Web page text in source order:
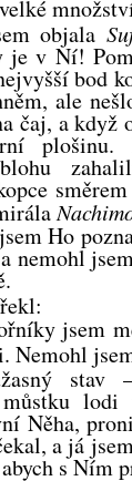
objala
je v Ní!
bod
ale
čaj, a když
Ho
nemohl
jsem
Nemohl
stav
lodi
Něha,
a já
s Ním